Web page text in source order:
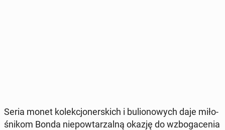
Seria monet ko­lek­cjo­ner­skich i bu­lio­no­wych daje mi­ło­
śni­kom Bonda nie­po­wta­rzal­ną okazję do wzbo­ga­ce­nia